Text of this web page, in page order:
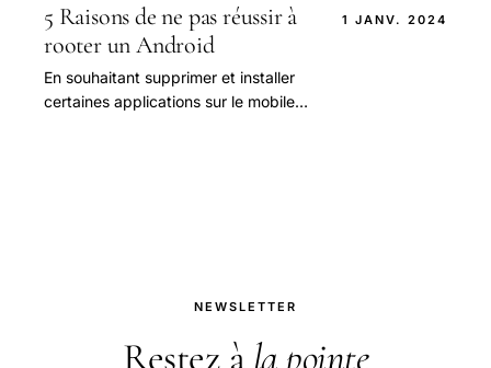
5 Raisons de ne pas réussir à
rooter un Android
En souhaitant supprimer et installer
certaines applications sur le mobile
1 JANV. 2024
NEWSLETTER
Restez à la pointe